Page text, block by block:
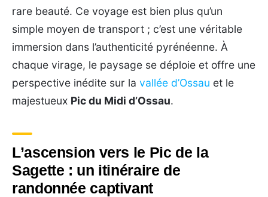
rare beauté. Ce voyage est bien plus qu’un
simple moyen de transport ; c’est une véritable
immersion dans l’authenticité pyrénéenne. À
chaque virage, le paysage se déploie et offre une
perspective inédite sur la vallée d’Ossau et le
majestueux Pic du Midi d’Ossau.
L’ascension vers le Pic de la
Sagette : un itinéraire de
randonnée captivant